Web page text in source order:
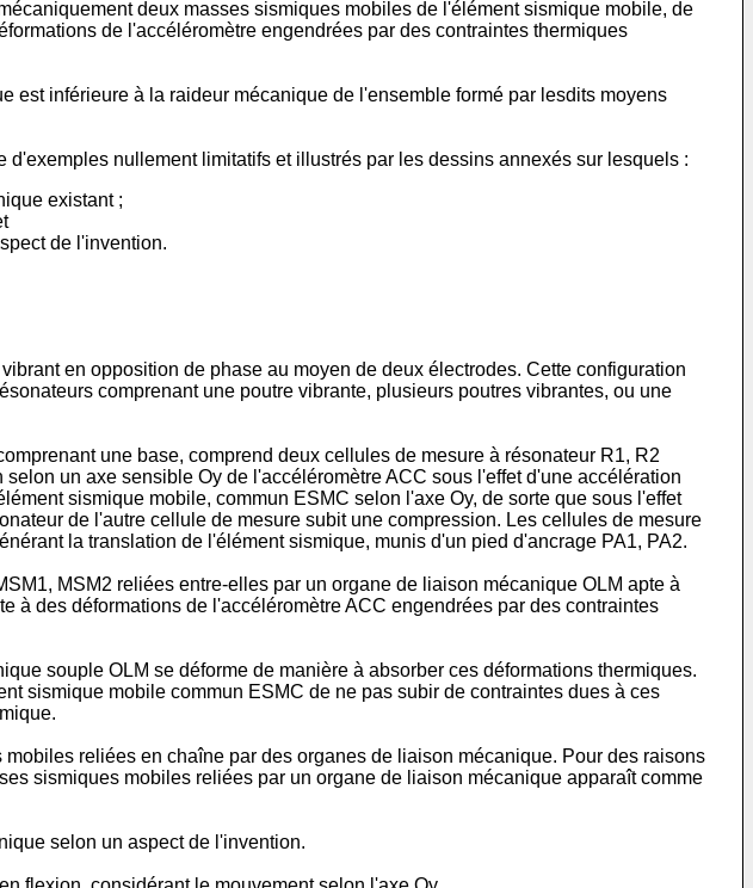
deux masses sismiques mobiles de l'élément sismique mobile, de
de l'accéléromètre engendrées par des contraintes thermiques
inférieure à la raideur mécanique de l'ensemble formé par lesdits moyens
nullement limitatifs et illustrés par les dessins annexés sur lesquels :
existant ;
de l'invention.
en opposition de phase au moyen de deux électrodes. Cette configuration
comprenant une poutre vibrante, plusieurs poutres vibrantes, ou une
une base, comprend deux cellules de mesure à résonateur R1, R2
un axe sensible Oy de l'accéléromètre ACC sous l'effet d'une accélération
sismique mobile, commun ESMC selon l'axe Oy, de sorte que sous l'effet
de l'autre cellule de mesure subit une compression. Les cellules de mesure
la translation de l'élément sismique, munis d'un pied d'ancrage PA1, PA2.
MSM2 reliées entre-elles par un organe de liaison mécanique OLM apte à
à des déformations de l'accéléromètre ACC engendrées par des contraintes
souple OLM se déforme de manière à absorber ces déformations thermiques.
sismique mobile commun ESMC de ne pas subir de contraintes dues à ces
reliées en chaîne par des organes de liaison mécanique. Pour des raisons
sismiques mobiles reliées par un organe de liaison mécanique apparaît comme
selon un aspect de l'invention.